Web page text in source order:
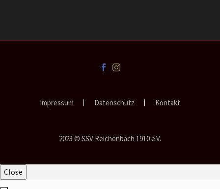
Impressum Datenschutz Kontakt
2023 © SSV Reichenbach 1910 e.V.
Close